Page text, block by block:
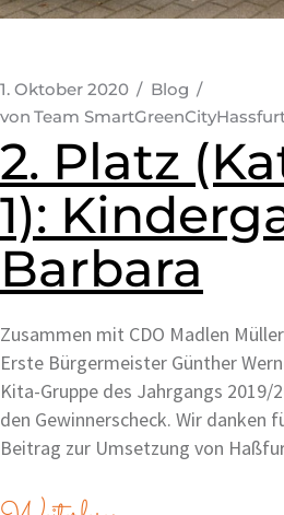
1. Oktober 2020
Blog
von Team
2. Platz
1):
Barbara
Zusammen mit CDO Madlen
Erste Bürgermeister Günther
Kita-Gruppe des Jahrgangs 2019/
den Gewinnerscheck. Wir danken
Beitrag zur Umsetzung von